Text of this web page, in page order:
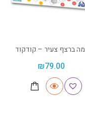
מה ברצף צעיר – קודקוד
₪79.00